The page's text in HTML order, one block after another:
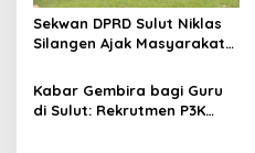
Sekwan DPRD Sulut Niklas
Silangen Ajak Masyarakat
sebagai Perekat Persatuan
Bangsa
Kabar Gembira bagi Guru
di Sulut: Rekrutmen P3K